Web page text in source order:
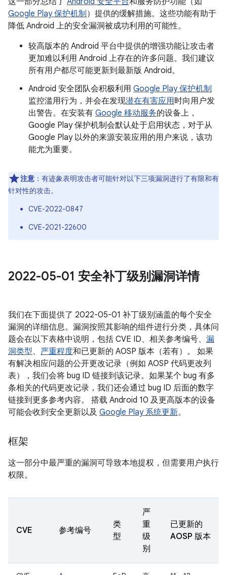
Google Play 保护机制 ）提供的缓解措施。这些功能有助于
降低 Android 上的安全漏洞被成功利用的可能性。
较高版本的 Android 平台中提供的增强功能让攻击者
更加难以利用 Android 上存在的许多问题。我们建议
所有用户都尽可能更新到最新版 Android。
Android 安全团队会积极利用 Google Play 保护机制
监控滥用行为，并会在发现潜在有害应用时向用户发
出警告。在安装有 Google 移动服务的设备上，
Google Play 保护机制会默认处于启用状态，对于从
Google Play 以外的来源安装应用的用户来说，该功
能尤为重要。
注意 ：有迹象表明攻击者可能针对以下三项漏洞进行了有限和有
针对性的攻击。
CVE-2022-0847
CVE-2021-22600
2022-05-01 安全补丁级别漏洞详情
我们在下面提供了 2022-05-01 补丁级别涵盖的每个安全
漏洞的详细信息。漏洞按照其影响的组件进行分类，具体问
题会在以下表格中说明，包括 CVE ID、相关参考编号、 漏
洞类型、 严重程度和已更新的 AOSP 版本（若有）。 如果
有解决相应问题的公开更改记录（例如 AOSP 代码更改列
表），我们会将 bug ID 链接到该记录。如果某个 bug 有多
条相关的代码更改记录，我们还会通过 bug ID 后面的数字
链接到更多参考内容。 搭载 Android 10 及更高版本的设备
可能会收到安全更新以及 Google Play 系统更新。
框架
这一部分中最严重的漏洞可导致本地提权，但需要用户执行
权限。
CVE 参考编号
类
型
严
重
级
别
已更新的
AOSP 版本